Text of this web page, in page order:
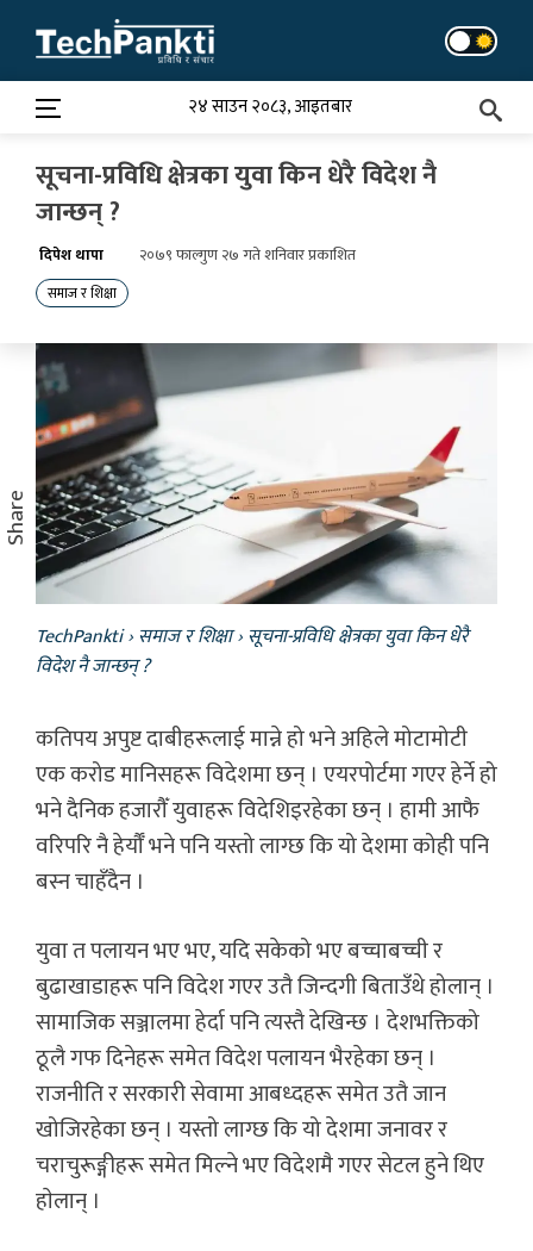
content
२४ साउन २०८३, आइतबार
सूचना-प्रविधि क्षेत्रका युवा किन धेरै विदेश नै
जान्छन् ?
दिपेश थापा २०७९ फाल्गुण २७ गते शनिवार प्रकाशित
समाज र शिक्षा
TechPankti› समाज र शिक्षा› सूचना-प्रविधि क्षेत्रका युवा किन धेरै
विदेश नै जान्छन् ?
कतिपय अपुष्ट दाबीहरूलाई मान्ने हो भने अहिले मोटामोटी
एक करोड मानिसहरू विदेशमा छन् । एयरपोर्टमा गएर हेर्ने हो
भने दैनिक हजारौँ युवाहरू विदेशिइरहेका छन् । हामी आफै
वरिपरि नै हेर्यौँ भने पनि यस्तो लाग्छ कि यो देशमा कोही पनि
बस्न चाहँदैन ।
युवा त पलायन भए भए, यदि सकेको भए बच्चाबच्ची र
बुढाखाडाहरू पनि विदेश गएर उतै जिन्दगी बिताउँथे होलान् ।
सामाजिक सञ्जालमा हेर्दा पनि त्यस्तै देखिन्छ । देशभक्तिको
ठूलै गफ दिनेहरू समेत विदेश पलायन भैरहेका छन् ।
राजनीति र सरकारी सेवामा आबध्दहरू समेत उतै जान
खोजिरहेका छन् । यस्तो लाग्छ कि यो देशमा जनावर र
चराचुरूङ्गीहरू समेत मिल्ने भए विदेशमै गएर सेटल हुने थिए
हाेलान् ।